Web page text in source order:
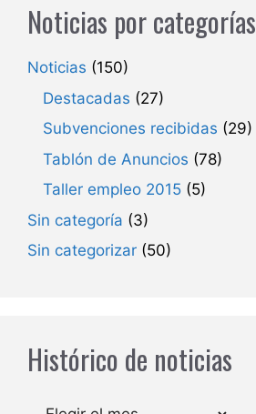
Noticias por categorías
Noticias (150)
Destacadas (27)
Subvenciones recibidas (29)
Tablón de Anuncios (78)
Taller empleo 2015 (5)
Sin categoría (3)
Sin categorizar (50)
Histórico de noticias
Archivos